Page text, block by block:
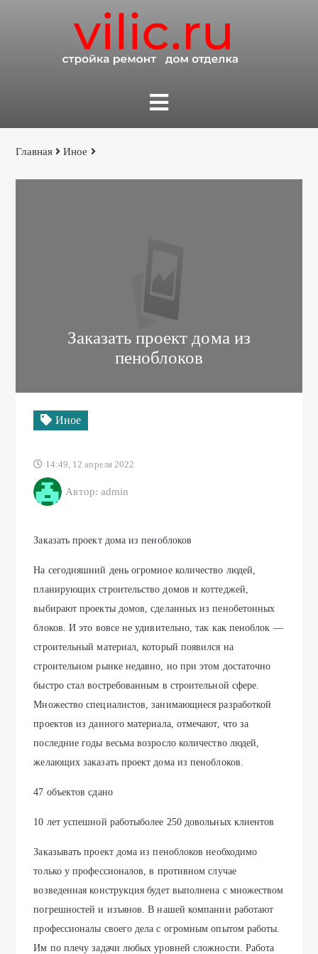
Главная Иное
Заказать проект дома из
пеноблоков
Иное
14:49, 12 апреля 2022
Автор: admin
Заказать проект дома из пеноблоков
На сегодняшний день огромное количество людей,
планирующих строительство домов и коттеджей,
выбирают проекты домов, сделанных из пенобетонных
блоков. И это вовсе не удивительно, так как пеноблок —
строительный материал, который появился на
строительном рынке недавно, но при этом достаточно
быстро стал востребованным в строительной сфере.
Множество специалистов, занимающиеся разработкой
проектов из данного материала, отмечают, что за
последние годы весьма возросло количество людей,
желающих заказать проект дома из пеноблоков.
47 объектов сдано
10 лет успешной работыболее 250 довольных клиентов
Заказывать проект дома из пеноблоков необходимо
только у профессионалов, в противном случае
возведенная конструкция будет выполнена с множеством
погрешностей и изъянов. В нашей компании работают
профессионалы своего дела с огромным опытом работы.
Им по плечу задачи любых уровней сложности. Работа